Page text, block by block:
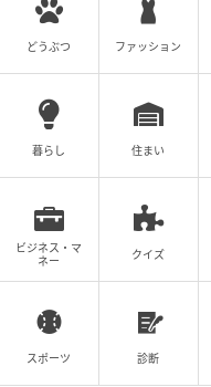
どうぶつ ファッション
暮らし 住まい
ビジネス・マ
ネー
クイズ
スポーツ 診断